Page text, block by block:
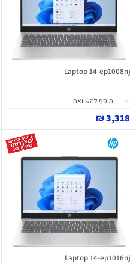
Laptop 14-ep1008nj
הוסף להשוואה
3,318 ₪
Laptop 14-ep1016nj